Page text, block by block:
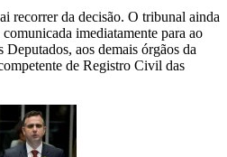
recorrer da decisão. O tribunal ainda
imediatamente para ao
Deputados, aos demais órgãos da
de Registro Civil das